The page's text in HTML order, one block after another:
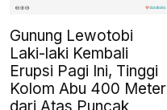
Gunung Lewotobi
Laki-laki Kembali
Erupsi Pagi Ini, Tinggi
Kolom Abu 400 Meter
dari Atas Puncak